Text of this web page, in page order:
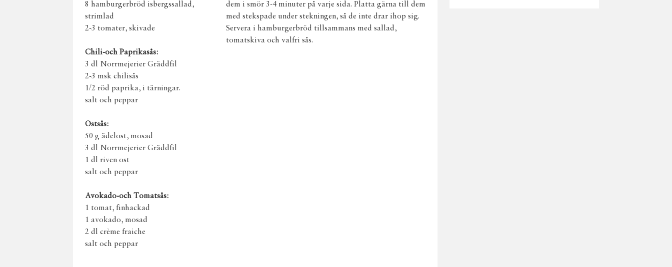
8 hamburgerbröd isbergssallad,
strimlad
2-3 tomater, skivade
Chili-och Paprikasås:
3 dl Norrmejerier Gräddfil
2-3 msk chilisås
1/2 röd paprika, i tärningar.
salt och peppar
Ostsås:
50 g ädelost, mosad
3 dl Norrmejerier Gräddfil
1 dl riven ost
salt och peppar
Avokado-och Tomatsås:
1 tomat, finhackad
1 avokado, mosad
2 dl crème fraiche
salt och peppar
dem i smör 3-4 minuter på varje sida. Platta gärna till dem
med stekspade under stekningen, så de inte drar ihop sig.
Servera i hamburgerbröd tillsammans med sallad,
tomatskiva och valfri sås.